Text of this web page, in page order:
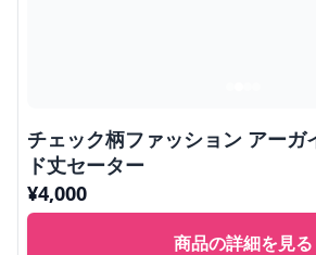
チェック柄ファッション アーガ
ド丈セーター
¥4,000
商品の詳細を見る